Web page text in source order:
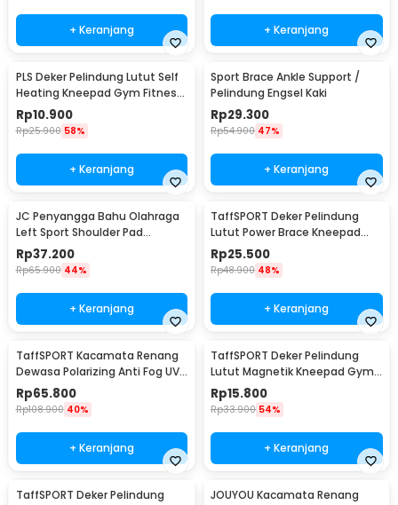
+ Keranjang + Keranjang
PLS Deker Pelindung Lutut Self
Heating Kneepad Gym Fitness
2 PCS
Rp10.900
Rp25.900 58%
+ Keranjang
Sport Brace Ankle Support /
Pelindung Engsel Kaki
Rp29.300
Rp54.900 47%
+ Keranjang
JC Penyangga Bahu Olahraga
Left Sport Shoulder Pad
Polyester - A0789
Rp37.200
Rp65.900 44%
+ Keranjang
TaffSPORT Deker Pelindung
Lutut Power Brace Kneepad
Gym Fitness 1 PCS - A-0512
Rp25.500
Rp48.900 48%
+ Keranjang
TaffSPORT Kacamata Renang
Dewasa Polarizing Anti Fog UV
Protection - GOG-3610
Rp65.800
Rp108.900 40%
+ Keranjang
TaffSPORT Deker Pelindung
Lutut Magnetik Kneepad Gym
Fitness 1 Pair 70cm - A-7720
Rp15.800
Rp33.900 54%
+ Keranjang
TaffSPORT Deker Pelindung
JOUYOU Kacamata Renang